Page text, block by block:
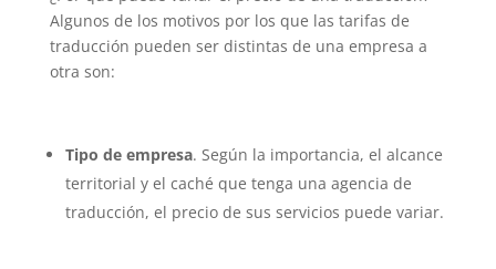
Algunos de los motivos por los que las tarifas de
traducción pueden ser distintas de una empresa a
otra son:
Tipo de empresa. Según la importancia, el alcance
territorial y el caché que tenga una agencia de
traducción, el precio de sus servicios puede variar.